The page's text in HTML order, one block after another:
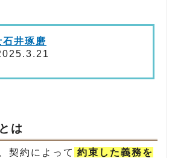
石井琢磨
は
契約によって 約束した義務を